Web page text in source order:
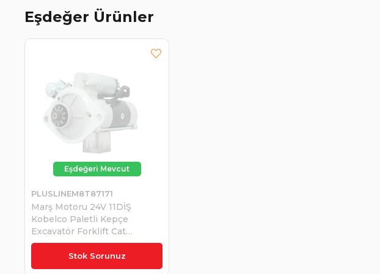
Eşdeğer Ürünler
Stok Sorunuz
Marş Motoru 24V 11DİŞ
Kobelco Paletli Kepçe
Excavatör Forklift Cat
Sumıtomo Doosan Daewoo
Isuzu Caterpıllar Forklift 5KW
| PLUSLINE M8T87171
PLUSLINEM8T87171
₺8.302,82